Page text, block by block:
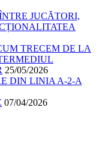
JUCĂTORI,
TRECEM DE LA
25/05/2026
DIN LINIA A-2-A
07/04/2026